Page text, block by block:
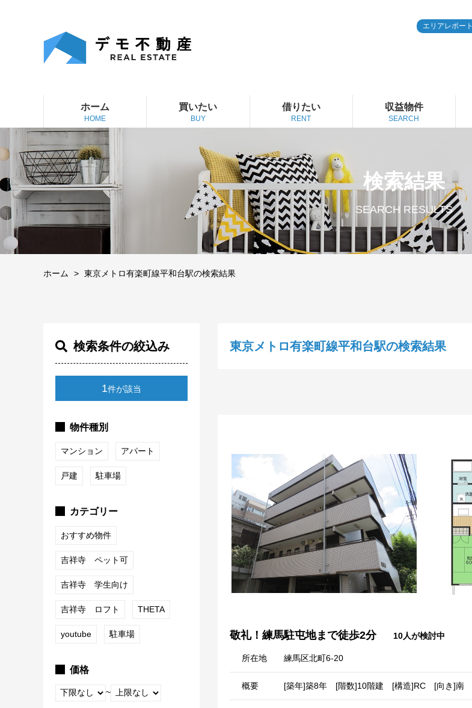
エリアレポート
ホーム
HOME
買いたい
BUY
借りたい
RENT
収益物件
SEARCH
検索結果
SEARCH RESULTS
ホーム 東京メトロ有楽町線平和台駅の検索結果
検索条件の絞込み
1件が該当
物件種別
マンション アパート
戸建 駐車場
カテゴリー
おすすめ物件
吉祥寺 ペット可
吉祥寺 学生向け
吉祥寺 ロフト THETA
youtube 駐車場
価格
~
東京メトロ有楽町線平和台駅の検索結果
敬礼！練馬駐屯地まで徒歩2分 10人が検討中
所在地 練馬区北町6-20
概要 [築年]築8年 [階数]10階建 [構造]RC [向き]南